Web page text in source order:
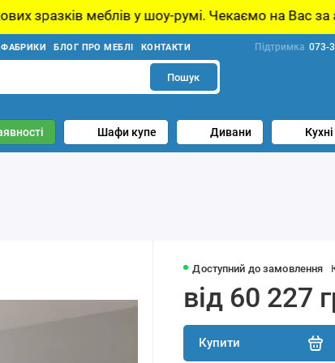
у шоу-румі. Чекаємо на Вас за адресою:
ФАБРИКИ БЛОГ ПРО МЕБЛІ КОНТАКТИ Підтримка 073-
Пошук
Шафи купе Дивани Кухні
Доступний до замовлення
від 60 227
Купити